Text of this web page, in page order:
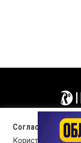
Согласност за
Користиме